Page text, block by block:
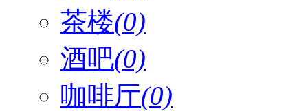
茶楼(0)
酒吧(0)
咖啡厅(0)